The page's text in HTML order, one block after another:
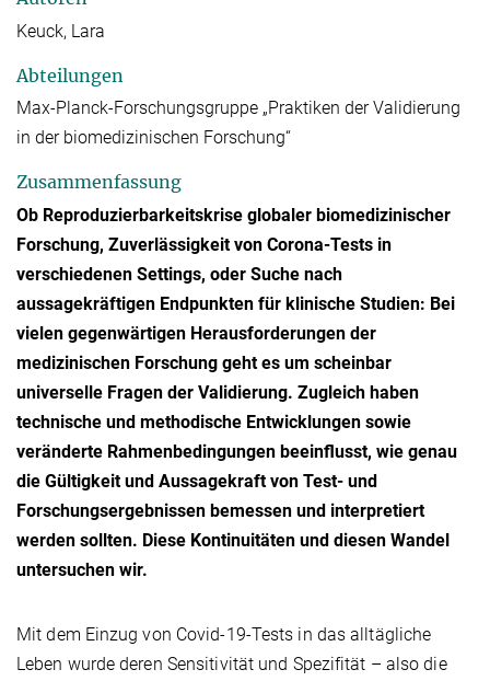
Keuck, Lara
Abteilungen
Max-Planck-Forschungsgruppe „Praktiken der Validierung
in der biomedizinischen Forschung“
Zusammenfassung
Ob Reproduzierbarkeitskrise globaler biomedizinischer
Forschung, Zuverlässigkeit von Corona-Tests in
verschiedenen Settings, oder Suche nach
aussagekräftigen Endpunkten für klinische Studien: Bei
vielen gegenwärtigen Herausforderungen der
medizinischen Forschung geht es um scheinbar
universelle Fragen der Validierung. Zugleich haben
technische und methodische Entwicklungen sowie
veränderte Rahmenbedingungen beeinflusst, wie genau
die Gültigkeit und Aussagekraft von Test- und
Forschungsergebnissen bemessen und interpretiert
werden sollten. Diese Kontinuitäten und diesen Wandel
untersuchen wir.
Mit dem Einzug von Covid-19-Tests in das alltägliche
Leben wurde deren Sensitivität und Spezifität – also die